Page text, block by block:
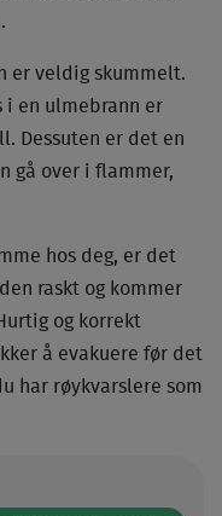
er veldig skummelt.
i en ulmebrann er
Dessuten er det en
gå over i flammer,
hos deg, er det
raskt og kommer
og korrekt
å evakuere før det
har røykvarslere som